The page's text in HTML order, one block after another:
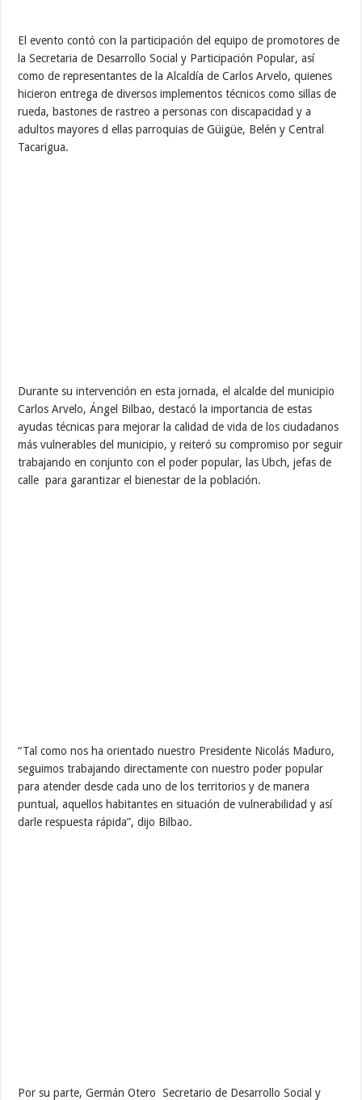
El evento contó con la participación del equipo de promotores de
la Secretaria de Desarrollo Social y Participación Popular, así
como de representantes de la Alcaldía de Carlos Arvelo, quienes
hicieron entrega de diversos implementos técnicos como sillas de
rueda, bastones de rastreo a personas con discapacidad y a
adultos mayores d ellas parroquias de Güigüe, Belén y Central
Tacarigua.
Durante su intervención en esta jornada, el alcalde del municipio
Carlos Arvelo, Ángel Bilbao, destacó la importancia de estas
ayudas técnicas para mejorar la calidad de vida de los ciudadanos
más vulnerables del municipio, y reiteró su compromiso por seguir
trabajando en conjunto con el poder popular, las Ubch, jefas de
calle para garantizar el bienestar de la población.
“Tal como nos ha orientado nuestro Presidente Nicolás Maduro,
seguimos trabajando directamente con nuestro poder popular
para atender desde cada uno de los territorios y de manera
puntual, aquellos habitantes en situación de vulnerabilidad y así
darle respuesta rápida”, dijo Bilbao.
Por su parte, Germán Otero Secretario de Desarrollo Social y